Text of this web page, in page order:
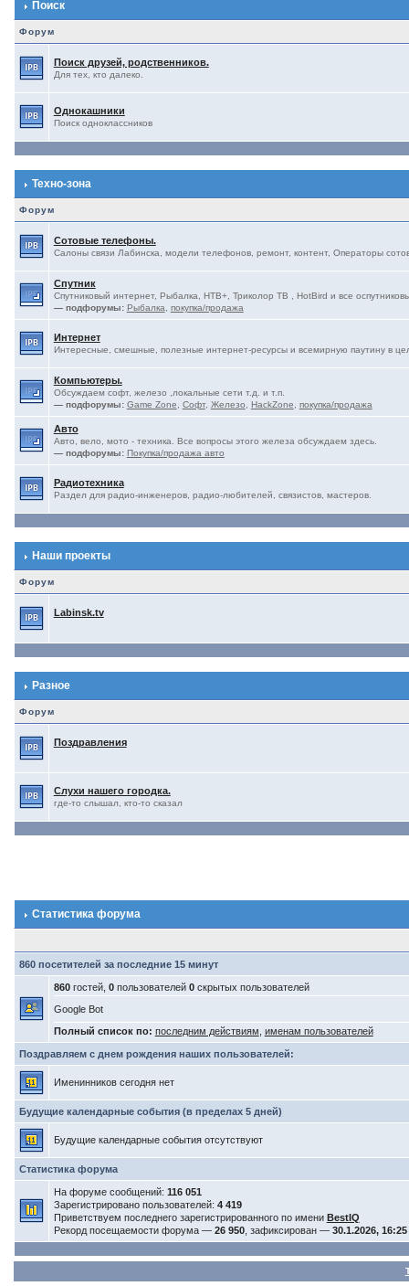
Поиск
Форум
Поиск друзей, родственников.
Для тех, кто далеко.
Однокашники
Поиск одноклассников
Техно-зона
Форум
Сотовые телефоны.
Салоны связи Лабинска, модели телефонов, ремонт, контент, Операторы
Спутник
Спутниковый интернет, Рыбалка, НТВ+, Триколор ТВ , HotBird и все
— подфорумы: Рыбалка покупка/продажа
Интернет
Интересные, смешные, полезные интернет-ресурсы и всемирную паутину в
Компьютеры.
Обсуждаем софт, железо ,локальные сети т.д. и т.п.
— подфорумы: Game Zone Софт, Железо HackZone покупка/продажа
Авто
Авто, вело, мото - техника. Все вопросы этого железа обсуждаем здесь.
— подфорумы: Покупка/продажа авто
Радиотехника
Раздел для радио-инженеров, радио-любителей, связистов, мастеров.
Наши проекты
Форум
Labinsk.tv
Разное
Форум
Поздравления
Слухи нашего городка.
где-то слышал, кто-то сказал
Статистика форума
860 посетителей за последние 15 минут
860гостей, 0пользователей 0скрытых пользователей
Google Bot
Полный список по: последним действиям именам пользователей
Поздравляем с днем рождения наших пользователей:
Именинников сегодня нет
Будущие календарные события (в пределах 5 дней)
Будущие календарные события отсутствуют
Статистика форума
На форуме сообщений: 116 051
Зарегистрировано пользователей: 4 419
Приветствуем последнего зарегистрированного по имени BestIQ
Рекорд посещаемости форума — 26 950, зафиксирован — 30.1.2026, 16:25